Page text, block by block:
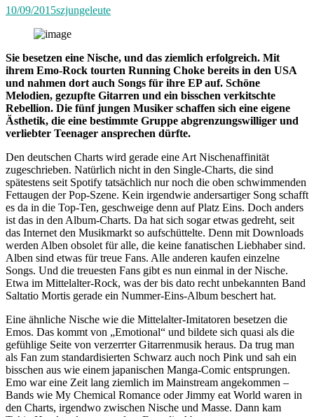
10/09/2015szjungeleute
Sie besetzen eine Nische, und das ziemlich erfolgreich. Mit
ihrem Emo-Rock tourten Running Choke bereits in den USA
und nahmen dort auch Songs für ihre EP auf. Schöne
Melodien, gezupfte Gitarren und ein bisschen verkitschte
Rebellion. Die fünf jungen Musiker schaffen sich eine eigene
Ästhetik, die eine bestimmte Gruppe abgrenzungswilliger und
verliebter Teenager ansprechen dürfte.
Den deutschen Charts wird gerade eine Art Nischenaffinität
zugeschrieben. Natürlich nicht in den Single-Charts, die sind
spätestens seit Spotify tatsächlich nur noch die oben schwimmenden
Fettaugen der Pop-Szene. Kein irgendwie andersartiger Song schafft
es da in die Top-Ten, geschweige denn auf Platz Eins. Doch anders
ist das in den Album-Charts. Da hat sich sogar etwas gedreht, seit
das Internet den Musikmarkt so aufschüttelte. Denn mit Downloads
werden Alben obsolet für alle, die keine fanatischen Liebhaber sind.
Alben sind etwas für treue Fans. Alle anderen kaufen einzelne
Songs. Und die treuesten Fans gibt es nun einmal in der Nische.
Etwa im Mittelalter-Rock, was der bis dato recht unbekannten Band
Saltatio Mortis gerade ein Nummer-Eins-Album beschert hat.
Eine ähnliche Nische wie die Mittelalter-Imitatoren besetzen die
Emos. Das kommt von „Emotional“ und bildete sich quasi als die
gefühlige Seite von verzerrter Gitarrenmusik heraus. Da trug man
als Fan zum standardisierten Schwarz auch noch Pink und sah ein
bisschen aus wie einem japanischen Manga-Comic entsprungen.
Emo war eine Zeit lang ziemlich im Mainstream angekommen –
Bands wie My Chemical Romance oder Jimmy eat World waren in
den Charts, irgendwo zwischen Nische und Masse. Dann kam